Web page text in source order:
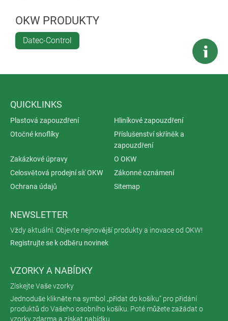
OKW PRODUKTY
Datec-Control
QUICKLINKS
Plastová zapouzdření
Hliníkové zapouzdření
Otočné knoflíky
Příslušenství skříněk a
zapouzdření
Zakázkové úpravy
O OKW
Celosvětová prodejní síť OKW
Zákonné oznámení
Ochrana údajů
Sitemap
NEWSLETTER
Vždy aktuální. Objevte nejnovější produkty a inovace od OKW!
Registrujte se k odběru novinek
VZORKY A NABÍDKY
Získejte Vaše vzorky
Jednoduše klikněte na symbol „přidat do košíku“ pro přidání
produktů do Vašeho osobního košíku. Poté můžete zažádat o
vzorky zdarma a získat nabídku.